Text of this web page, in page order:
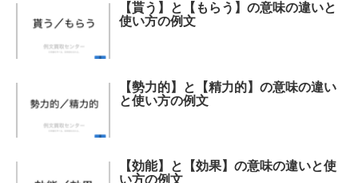
【貰う】と【もらう】の意味の違いと
使い方の例文
【勢力的】と【精力的】の意味の違い
と使い方の例文
【効能】と【効果】の意味の違いと使
い方の例文